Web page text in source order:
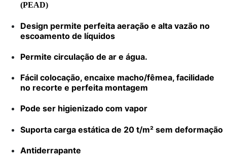
(PEAD)
Design permite perfeita aeração e alta vazão no
escoamento de líquidos
Permite circulação de ar e água.
Fácil colocação, encaixe macho/fêmea, facilidade
no recorte e perfeita montagem
Pode ser higienizado com vapor
Suporta carga estática de 20 t/m² sem deformação
Antiderrapante